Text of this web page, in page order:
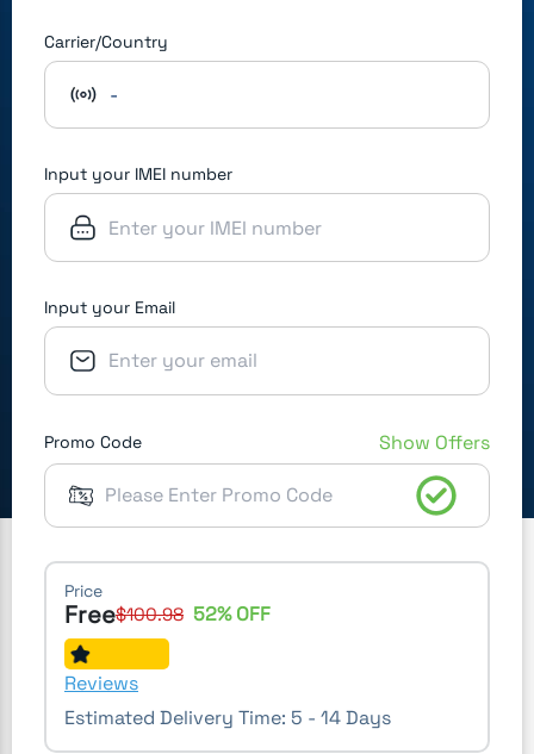
Carrier/Country
-
Input your IMEI number
Input your Email
Promo Code Show Offers
Price
Free$100.98 52% OFF
Reviews
Estimated Delivery Time: 5 - 14 Days